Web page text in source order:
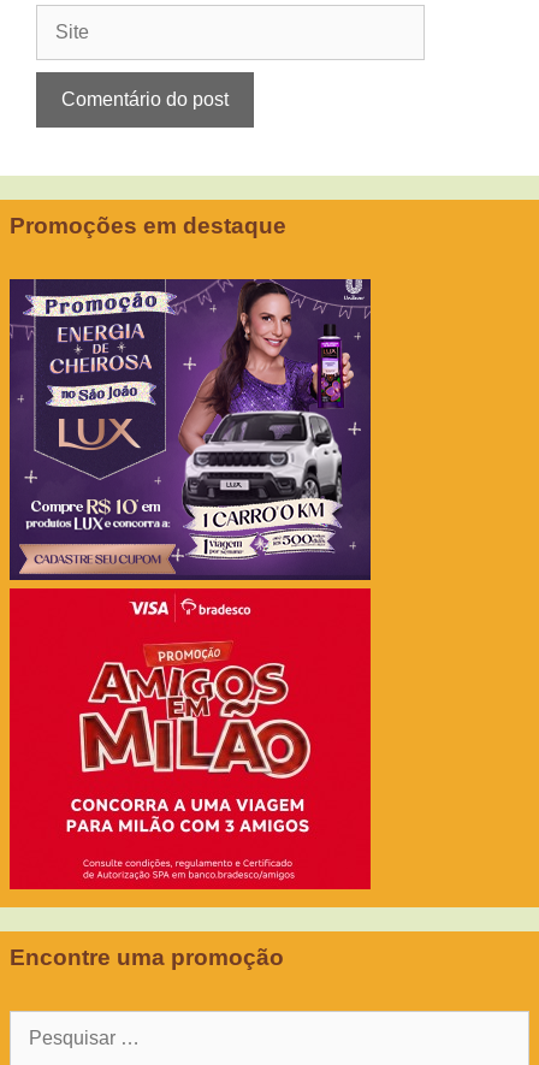
Promoções em destaque
Encontre uma promoção
Pesquisar